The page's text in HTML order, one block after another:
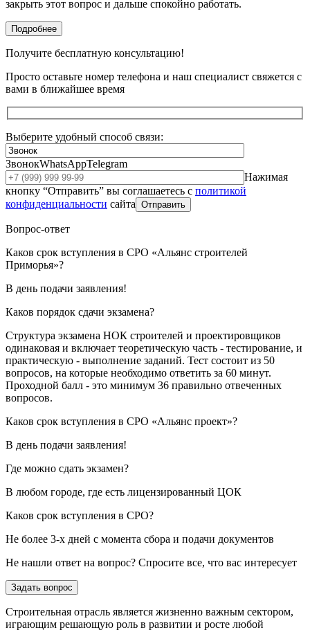
закрыть этот вопрос и дальше спокойно работать.
Подробнее
Получите бесплатную консультацию!
Просто оставьте номер телефона и наш специалист свяжется с
вами в ближайшее время
Выберите удобный способ связи:
ЗвонокWhatsAppTelegram
Нажимая
кнопку “Отправить” вы соглашаетесь с политикой
конфиденциальности сайта Отправить
Вопрос-ответ
Каков срок вступления в СРО «Альянс строителей
Приморья»?
В день подачи заявления!
Каков порядок сдачи экзамена?
Структура экзамена НОК строителей и проектировщиков
одинаковая и включает теоретическую часть - тестирование, и
практическую - выполнение заданий. Тест состоит из 50
вопросов, на которые необходимо ответить за 60 минут.
Проходной балл - это минимум 36 правильно отвеченных
вопросов.
Каков срок вступления в СРО «Альянс проект»?
В день подачи заявления!
Где можно сдать экзамен?
В любом городе, где есть лицензированный ЦОК
Каков срок вступления в СРО?
Не более 3-х дней с момента сбора и подачи документов
Не нашли ответ на вопрос? Спросите все, что вас интересует
Задать вопрос
Строительная отрасль является жизненно важным сектором,
играющим решающую роль в развитии и росте любой